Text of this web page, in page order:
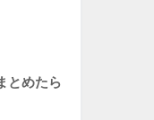
とめたら